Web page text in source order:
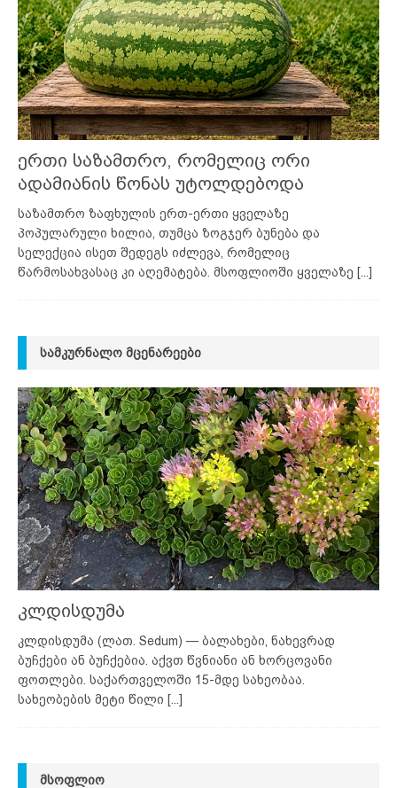
ერთი საზამთრო, რომელიც ორი
ადამიანის წონას უტოლდებოდა
საზამთრო ზაფხულის ერთ-ერთი ყველაზე
პოპულარული ხილია, თუმცა ზოგჯერ ბუნება და
სელექცია ისეთ შედეგს იძლევა, რომელიც
წარმოსახვასაც კი აღემატება. მსოფლიოში ყველაზე [...]
ᲡᲐᲛᲙᲣᲠᲜᲐᲚᲝ ᲛᲪᲔᲜᲐᲠᲔᲔᲑᲘ
კლდისდუმა
კლდისდუმა (ლათ. Sedum) — ბალახები, ნახევრად
ბუჩქები ან ბუჩქებია. აქვთ წვნიანი ან ხორცოვანი
ფოთლები. საქართველოში 15-მდე სახეობაა.
სახეობების მეტი წილი [...]
ᲛᲡᲝᲤᲚᲘᲝ